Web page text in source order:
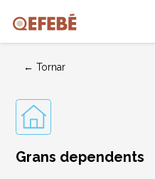
← Tornar
Grans dependents